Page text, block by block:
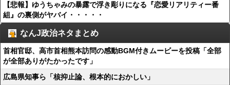
【悲報】ゆうちゃみの暴露で浮き彫りになる『恋愛リアリティー番
組』の裏側がヤバイ・・・・・
なんJ政治ネタまとめ
首相官邸、高市首相熊本訪問の感動BGM付きムービーを投稿「全部
が全部ありがたかったです」
広島県知事ら「核抑止論、根本的におかしい」